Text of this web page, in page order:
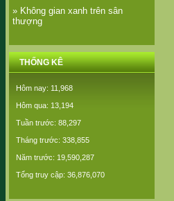
» Không gian xanh trên sân
thượng
THỐNG KÊ
Hôm nay: 11,968
Hôm qua: 13,194
Tuần trước: 88,297
Tháng trước: 338,855
Năm trước: 19,590,287
Tổng truy cập: 36,876,070